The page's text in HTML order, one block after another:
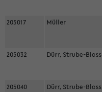
205017 Müller
205032 Dürr, Strube-Bloss
205040 Dürr, Strube-Bloss